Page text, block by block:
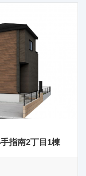
指南2丁目1棟